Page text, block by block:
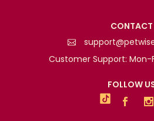
CONTACT
Customer Support: Mon-
FOLLOW